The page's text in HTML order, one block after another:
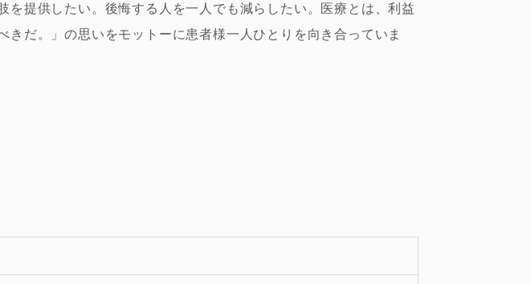
を提供したい。後悔する人を一人でも減らしたい。医療とは、利益
きだ。」の思いをモットーに患者様一人ひとりを向き合っていま